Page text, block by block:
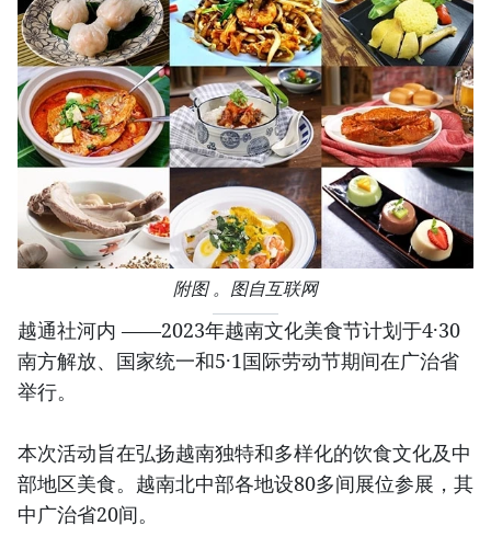
附图 。图自互联网
越通社河内 ——2023年越南文化美食节计划于4·30
南方解放、国家统一和5·1国际劳动节期间在广治省
举行。
本次活动旨在弘扬越南独特和多样化的饮食文化及中
部地区美食。越南北中部各地设80多间展位参展，其
中广治省20间。